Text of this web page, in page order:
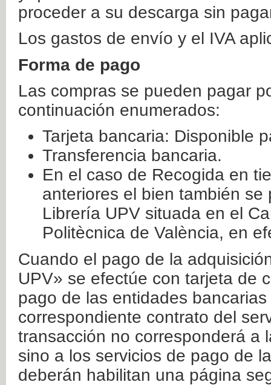
proceder a su descarga sin
Los gastos de envío y el IVA
Forma de pago
Las compras se pueden pagar
continuación enumerados:
Tarjeta bancaria: Disponible
Transferencia bancaria.
En el caso de Recogida en
anteriores el bien también
Librería UPV situada en el
Politècnica de València, en
Cuando el pago de la
UPV» se efectúe con tarjeta de
pago de las entidades
correspondiente contrato del
transacción no corresponderá a
sino a los servicios de pago de
deberán habilitan una página